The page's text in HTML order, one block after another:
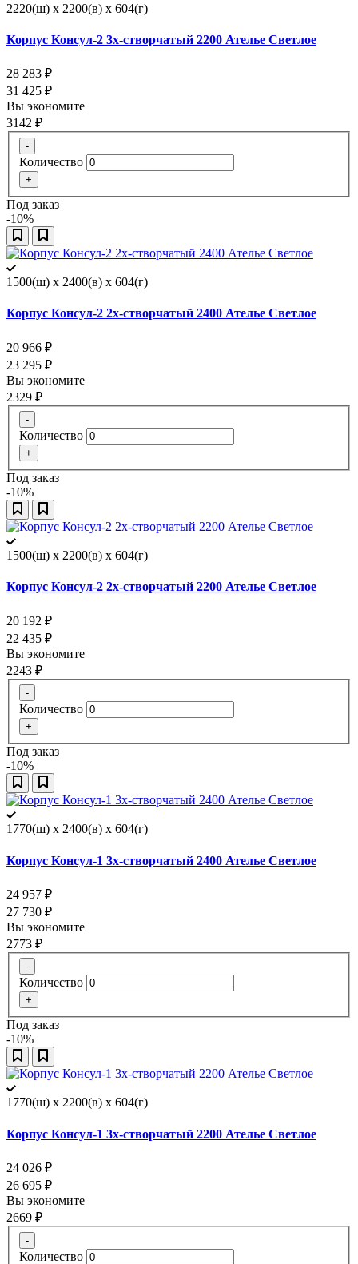
2220(ш) x 2200(в) x 604(г)
Корпус Консул-2 3х-створчатый 2200 Ателье Светлое
28 283 ₽
31 425 ₽
Вы экономите
3142 ₽
-
Количество
+
Под заказ
-10%
1500(ш) x 2400(в) x 604(г)
Корпус Консул-2 2х-створчатый 2400 Ателье Светлое
20 966 ₽
23 295 ₽
Вы экономите
2329 ₽
-
Количество
+
Под заказ
-10%
1500(ш) x 2200(в) x 604(г)
Корпус Консул-2 2х-створчатый 2200 Ателье Светлое
20 192 ₽
22 435 ₽
Вы экономите
2243 ₽
-
Количество
+
Под заказ
-10%
1770(ш) x 2400(в) x 604(г)
Корпус Консул-1 3х-створчатый 2400 Ателье Светлое
24 957 ₽
27 730 ₽
Вы экономите
2773 ₽
-
Количество
+
Под заказ
-10%
1770(ш) x 2200(в) x 604(г)
Корпус Консул-1 3х-створчатый 2200 Ателье Светлое
24 026 ₽
26 695 ₽
Вы экономите
2669 ₽
-
Количество